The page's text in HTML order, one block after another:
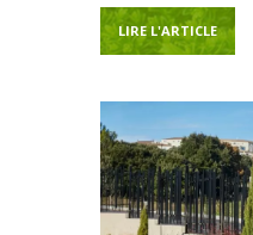
LIRE L'ARTICLE